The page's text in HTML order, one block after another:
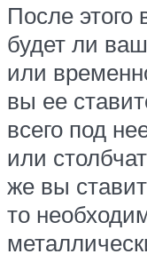
После этого
будет ли
или
вы ее
всего под
или
же вы
то